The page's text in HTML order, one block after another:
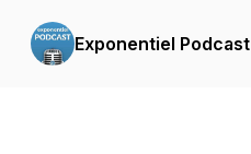
Exponentiel Podcast